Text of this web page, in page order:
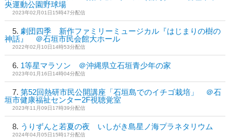
央運動公園野球場
2023年02月01日15時47分配信
劇団四季 新作ファミリーミュージカル『はじまりの樹の
神話』 ＠石垣市民会館大ホール
2022年02月10日14時53分配信
1等星マラソン ＠沖縄県立石垣青少年の家
2023年01月16日14時04分配信
第52回熱研市民公開講座「石垣島でのイチゴ栽培」 ＠石
垣市健康福祉センター2F視聴覚室
2023年11月09日17時39分配信
うりずんと若夏の夜 いしがき島星ノ海プラネタリウム
2024年04月05日15時17分配信